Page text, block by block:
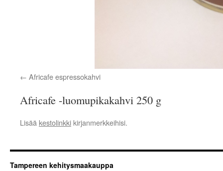
Africafe espressokahvi
Africafe -luomupikakahvi 250 g
Lisää kestolinkki kirjanmerkkeihisi.
Tampereen kehitysmaakauppa